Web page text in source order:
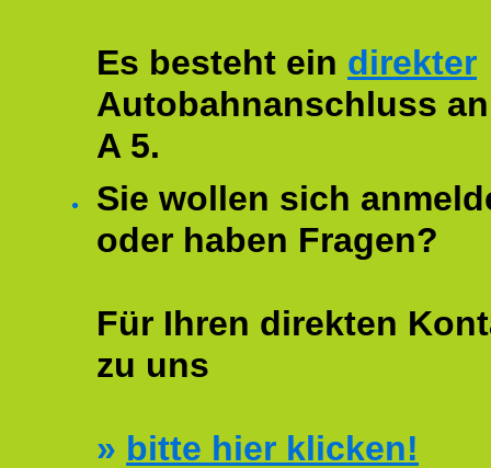
Es besteht ein direkter
Autobahnanschluss
A 5.
Sie wollen sich
oder haben Fragen?
Für Ihren direkten
zu uns
» bitte hier klicken!